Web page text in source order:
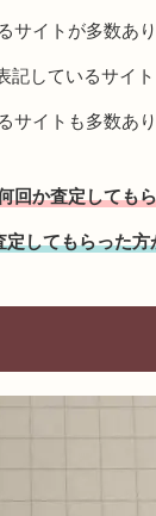
イトが多数あり
しているサイト
イトも多数あり
回か査定しても
してもらった方